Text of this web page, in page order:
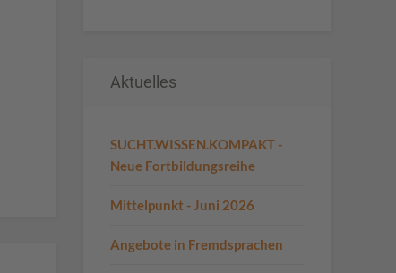
Aktuelles
SUCHT.WISSEN.KOMPAKT -
Neue Fortbildungsreihe
Mittelpunkt - Juni 2026
Angebote in Fremdsprachen